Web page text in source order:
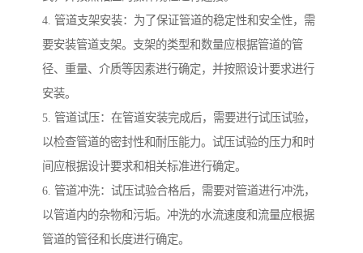
4. 管道支架安装：为了保证管道的稳定性和安全性，需
要安装管道支架。支架的类型和数量应根据管道的管
径、重量、介质等因素进行确定，并按照设计要求进行
安装。
5. 管道试压：在管道安装完成后，需要进行试压试验，
以检查管道的密封性和耐压能力。试压试验的压力和时
间应根据设计要求和相关标准进行确定。
6. 管道冲洗：试压试验合格后，需要对管道进行冲洗，
以管道内的杂物和污垢。冲洗的水流速度和流量应根据
管道的管径和长度进行确定。